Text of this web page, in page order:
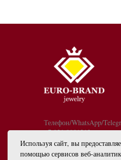
Используя сайт, вы
помощью сервисов веб-
Телефон/WhatsApp/
+7 921 9081213
График работы: с 10:00
info@euro-brand.ru